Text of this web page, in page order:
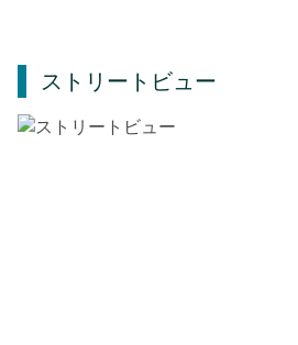
ストリートビュー